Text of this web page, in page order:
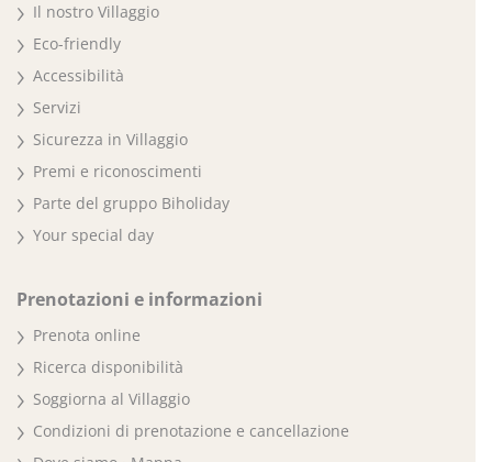
Il nostro Villaggio
Eco-friendly
Accessibilità
Servizi
Sicurezza in Villaggio
Premi e riconoscimenti
Parte del gruppo Biholiday
Your special day
Prenotazioni e informazioni
Prenota online
Ricerca disponibilità
Soggiorna al Villaggio
Condizioni di prenotazione e cancellazione